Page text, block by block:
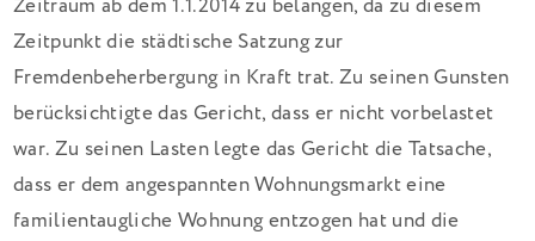
Zeitraum ab dem 1.1.2014 zu belangen, da zu diesem
Zeitpunkt die städtische Satzung zur
Fremdenbeherbergung in Kraft trat. Zu seinen Gunsten
berücksichtigte das Gericht, dass er nicht vorbelastet
war. Zu seinen Lasten legte das Gericht die Tatsache,
dass er dem angespannten Wohnungsmarkt eine
familientaugliche Wohnung entzogen hat und die